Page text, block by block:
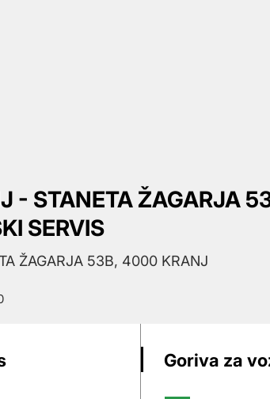
- STANETA ŽAGARJA
SERVIS
ŽAGARJA 53B, 4000 KRANJ
Goriva za